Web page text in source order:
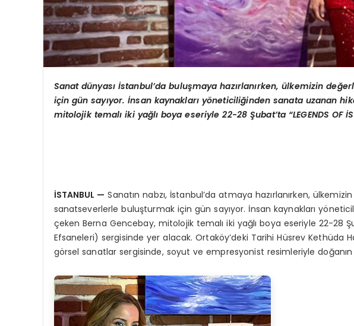
Sanat dünyası İstanbul’da buluşmaya hazırlanırken, ülkemizin
için gün sayıyor. İnsan kaynakları yöneticiliğinden sanata uzanan
mitolojik temalı iki yağlı boya eseriyle 22-28 Şubat’ta “LEGENDS OF
İSTANBUL — Sanatın nabzı, İstanbul’da atmaya hazırlanırken,
sanatseverlerle buluşturmak için gün sayıyor. İnsan kaynakları
çeken Berna Gencebay, mitolojik temalı iki yağlı boya eseriyle 22-28
Efsaneleri) sergisinde yer alacak. Ortaköy’deki Tarihi Hüsrev Kethüda
görsel sanatlar sergisinde, soyut ve empresyonist resimleriyle